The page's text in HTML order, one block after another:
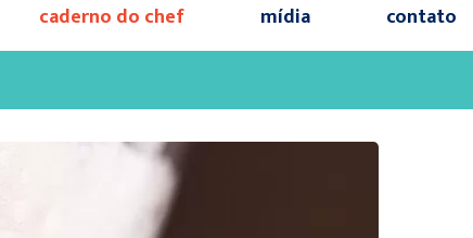
caderno do chef mídia contato